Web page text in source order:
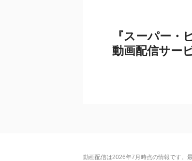
『スーパー・
動画配信サー
動画配信は2026年7月時点の情報です。